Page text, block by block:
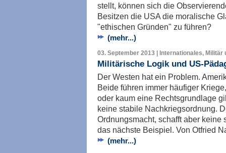
stellt, können sich die
Besitzen die USA die moralische
"ethischen Gründen" zu führen?
(mehr...)
03. September 2013 | Internationales, Militär
Militärische Logik und US-
Der Westen hat ein Problem.
Beide führen immer häufiger
oder kaum eine Rechtsgrundlage
keine stabile Nachkriegsordnung.
Ordnungsmacht, schafft aber keine
das nächste Beispiel. Von Otfried
(mehr...)